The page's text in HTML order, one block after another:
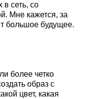
сеть, со
Мне кажется, за
большое будущее.
более четко
образ с
цвет, какая